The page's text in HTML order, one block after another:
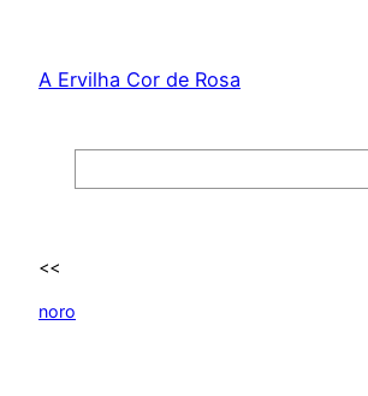
content
A Ervilha Cor de Rosa
<<
noro